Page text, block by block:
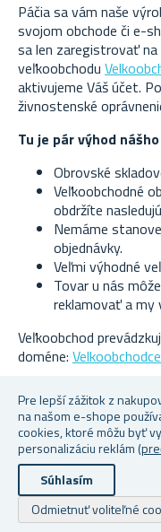
Pre lepší zážitok z
na našom e-shope
cookies, ktoré môžu byť
personalizáciu reklám
Súhlasím
Odmietnuť voliteľné
Páčia sa vám naše
svojom obchode či e-
sa len zaregistrovať na
veľkoobchodu
aktivujeme Váš účet.
živnostenské
Tu je pár výhod
Obrovské
Veľkoobchodné
obdržíte
Nemáme
objednávky.
Veľmi výhodné
Tovar u nás
reklamovať a my
Veľkoobchod
doméne:
Zaregistrovať sa
Autorské práva a